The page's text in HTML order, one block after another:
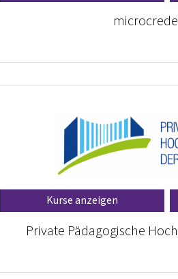
Kurse anzeigen
Private Pädagogische